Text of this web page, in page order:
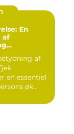
En
af
af
en essentiel
øk...